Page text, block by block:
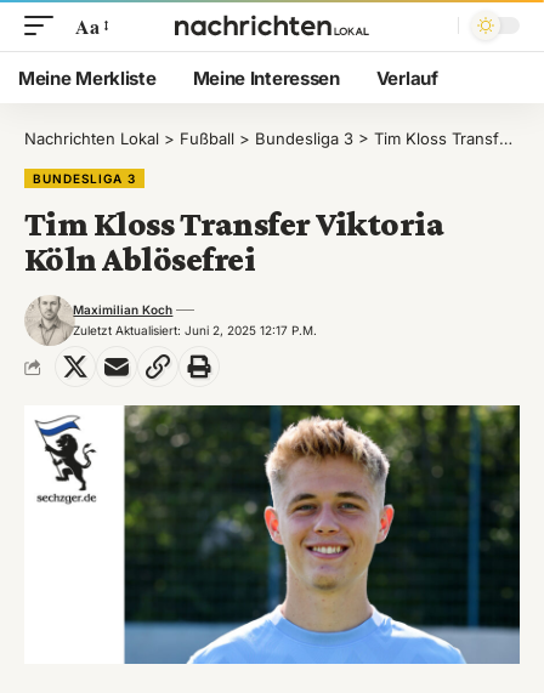
Aa
Meine Merkliste Meine Interessen Verlauf
Nachrichten Lokal > Fußball > Bundesliga 3 > Tim Kloss Transfer Viktoria Köln Ablösefrei
BUNDESLIGA 3
Tim Kloss Transfer Viktoria
Köln Ablösefrei
Zuletzt Aktualisiert: Juni 2, 2025 12:17 P.m.
Maximilian Koch